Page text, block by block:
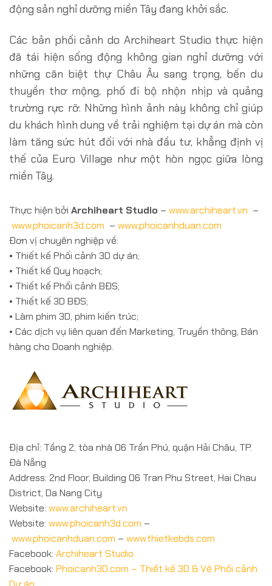
động sản nghỉ dưỡng miền Tây đang khởi sắc.
Các bản phối cảnh do Archiheart Studio thực hiện
đã tái hiện sống động không gian nghỉ dưỡng với
những căn biệt thự Châu Âu sang trọng, bến du
thuyền thơ mộng, phố đi bộ nhộn nhịp và quảng
trường rực rỡ. Những hình ảnh này không chỉ giúp
du khách hình dung về trải nghiệm tại dự án mà còn
làm tăng sức hút đối với nhà đầu tư, khẳng định vị
thế của Euro Village như một hòn ngọc giữa lòng
miền Tây.
Thực hiện bởi Archiheart Studio – www.archiheart.vn –
www.phoicanh3d.com – www.phoicanhduan.com
Đơn vị chuyên nghiệp về:
• Thiết kế Phối cảnh 3D dự án;
• Thiết kế Quy hoạch;
• Thiết kế Phối cảnh BĐS;
• Thiết kế 3D BĐS;
• Làm phim 3D, phim kiến trúc;
• Các dịch vụ liên quan đến Marketing, Truyền thông, Bán
hàng cho Doanh nghiệp.
Địa chỉ: Tầng 2, tòa nhà 06 Trần Phú, quận Hải Châu, TP.
Đà Nẵng
Address: 2nd Floor, Building 06 Tran Phu Street, Hai Chau
District, Da Nang City
Website: www.archiheart.vn
Website: www.phoicanh3d.com –
www.phoicanhduan.com – www.thietkebds.com
Facebook: Archiheart Studio
Facebook: Phoicanh3D.com – Thiết kế 3D & Vẽ Phối cảnh